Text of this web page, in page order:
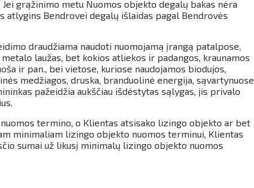
Jei grąžinimo metu Nuomos objekto degalų bakas nėra
Bendrovei degalų išlaidas pagal Bendrovės
draudžiama naudoti nuomojamą įrangą patalpose,
laužas, bet kokios atliekos ir padangos, kraunamos
ir pan., bei vietose, kuriose naudojamos biodujos,
medžiagos, druska, branduolinė energija, sąvartynuose
pažeidžia aukščiau išdėstytas sąlygas, jis privalo
termino, o Klientas atsisako lizingo objekto ar bet
minimaliam lizingo objekto nuomos terminui, Klientas
sumai už likusį minimalų lizingo objekto nuomos